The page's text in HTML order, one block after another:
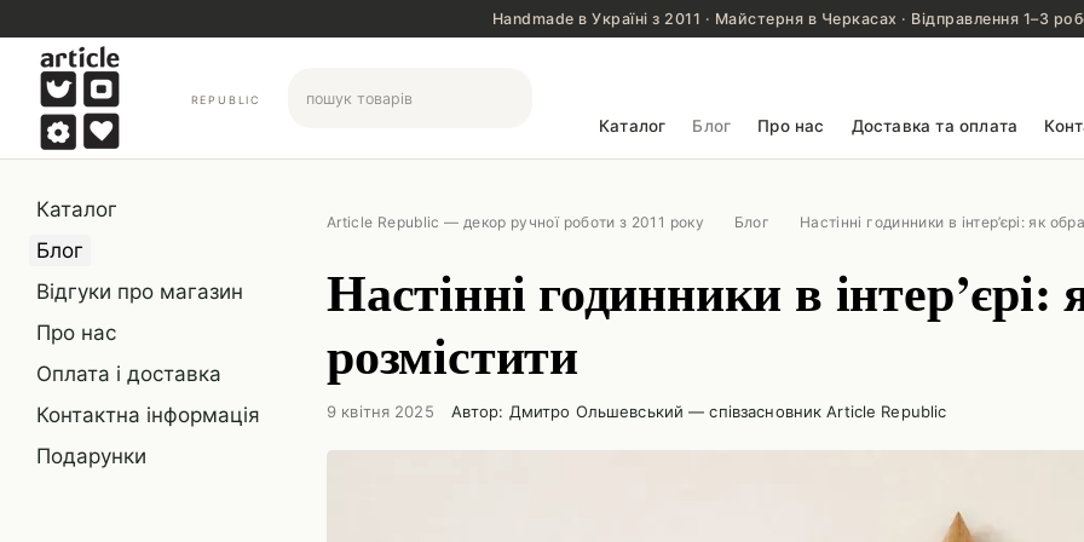
Handmade в Україні з 2011 · Майстерня в Черкасах · Відправлення 1–3
REPUBLIC
Каталог Блог Про нас Доставка та оплата
Article Republic — декор ручної роботи з 2011 року Блог Настінні годинники в інтер’єрі: як
Настінні годинники в
розмістити
9 квітня 2025 Автор: Дмитро Ольшевський — співзасновник Article Republic
Каталог
Блог
Відгуки про магазин
Про нас
Оплата і доставка
Контактна інформація
Подарунки